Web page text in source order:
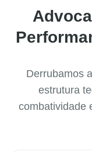
Derrubamos
estrutura
combatividade